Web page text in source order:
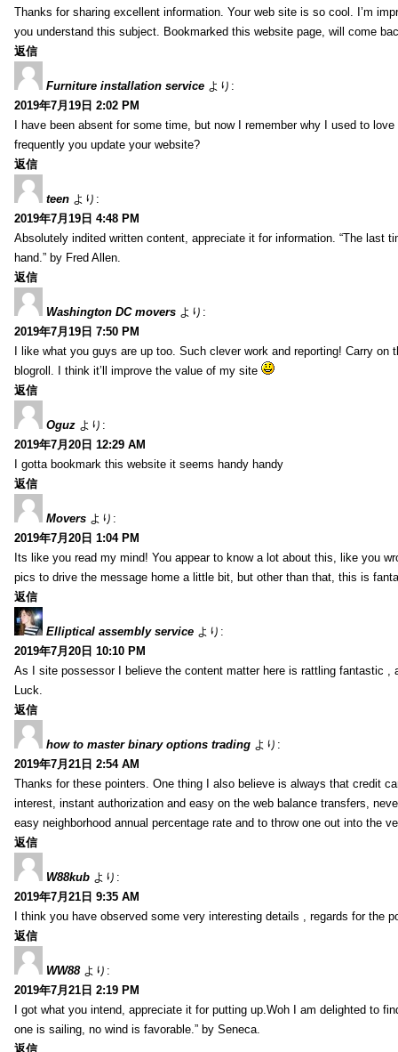
Thanks for sharing excellent information. Your web site is so cool. I’m
you understand this subject. Bookmarked this website page, will come
返信
Furniture installation service より:
2019年7月19日 2:02 PM
I have been absent for some time, but now I remember why I used to
frequently you update your website?
返信
teen より:
2019年7月19日 4:48 PM
Absolutely indited written content, appreciate it for information. “The last
hand.” by Fred Allen.
返信
Washington DC movers より:
2019年7月19日 7:50 PM
I like what you guys are up too. Such clever work and reporting! Carry
blogroll. I think it’ll improve the value of my site
返信
Oguz より:
2019年7月20日 12:29 AM
I gotta bookmark this website it seems handy handy
返信
Movers より:
2019年7月20日 1:04 PM
Its like you read my mind! You appear to know a lot about this, like you
pics to drive the message home a little bit, but other than that, this is
返信
Elliptical assembly service より:
2019年7月20日 10:10 PM
As I site possessor I believe the content matter here is rattling fantastic ,
Luck.
返信
how to master binary options trading より:
2019年7月21日 2:54 AM
Thanks for these pointers. One thing I also believe is always that credit
interest, instant authorization and easy on the web balance transfers,
easy neighborhood annual percentage rate and to throw one out into the
返信
W88kub より:
2019年7月21日 9:35 AM
I think you have observed some very interesting details , regards for the
返信
WW88 より:
2019年7月21日 2:19 PM
I got what you intend, appreciate it for putting up.Woh I am delighted to
one is sailing, no wind is favorable.” by Seneca.
返信